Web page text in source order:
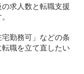
求人数と転職支援
勤務可」などの条
職を立て直したい